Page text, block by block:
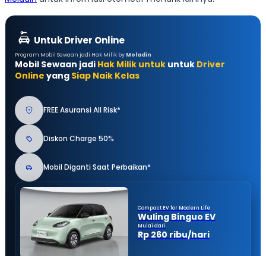
Untuk Driver Online
Program Mobil Sewaan jadi Hak Milik by Moladin
Mobil Sewaan jadi Hak Milik untuk untuk Driver
Online yang Siap Naik Kelas
FREE Asuransi All Risk*
Diskon Charge 50%
Mobil Diganti Saat Perbaikan*
Compact EV for Modern Life
Wuling Binguo EV
Mulai dari
Rp 260 ribu/hari